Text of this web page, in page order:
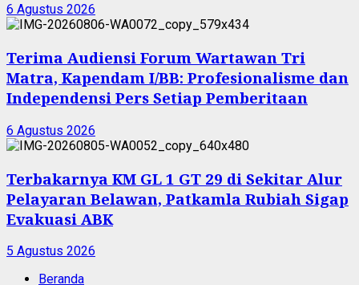
6 Agustus 2026
Terima Audiensi Forum Wartawan Tri
Matra, Kapendam I/BB: Profesionalisme dan
Independensi Pers Setiap Pemberitaan
6 Agustus 2026
Terbakarnya KM GL 1 GT 29 di Sekitar Alur
Pelayaran Belawan, Patkamla Rubiah Sigap
Evakuasi ABK
5 Agustus 2026
Beranda